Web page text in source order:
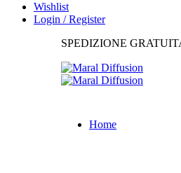
Wishlist
Login / Register
SPEDIZIONE
Home